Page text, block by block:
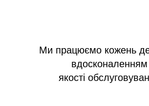
Ми працюємо кожень
вдосконаленням
якості